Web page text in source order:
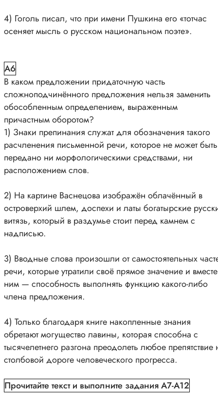
4) Гоголь писал, что при имени Пушкина его «тотчас
осеняет мысль о русском национальном поэте».
A6
В каком предложении придаточную часть
сложноподчинённого предложения нельзя заменить
обособленным определением, выраженным
причастным оборотом?
1) Знаки препинания служат для обозначения такого
расчленения письменной речи, которое не может быть
передано ни морфологическими средствами, ни
расположением слов.
2) На картине Васнецова изображён облачённый в
островерхий шлем, доспехи и латы богатырские
витязь, который в раздумье стоит перед камнем с
надписью.
3) Вводные слова произошли от самостоятельных
речи, которые утратили своё прямое значение и
ним — способность выполнять функцию какого-либо
члена предложения.
4) Только благодаря книге накопленные знания
обретают могущество лавины, которая способна с
тысячелетнего разгона преодолеть любое препятствие
столбовой дороге человеческого прогресса.
Прочитайте текст и выполните задания А7-А12